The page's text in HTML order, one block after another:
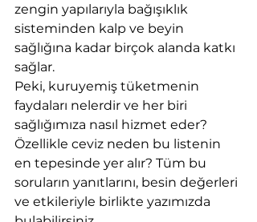
zengin yapılarıyla bağışıklık
sisteminden kalp ve beyin
sağlığına kadar birçok alanda katkı
sağlar.
Peki, kuruyemiş tüketmenin
faydaları nelerdir ve her biri
sağlığımıza nasıl hizmet eder?
Özellikle ceviz neden bu listenin
en tepesinde yer alır? Tüm bu
soruların yanıtlarını, besin değerleri
ve etkileriyle birlikte yazımızda